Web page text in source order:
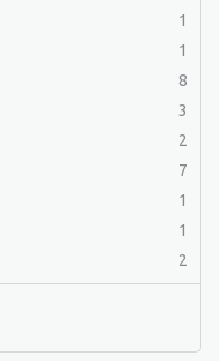
1
1
1
8
3
2
7
1
1
2
1
2